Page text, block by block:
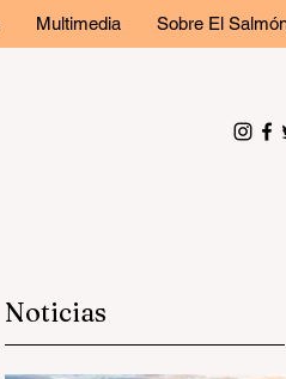
Multimedia Sobre El
Noticias